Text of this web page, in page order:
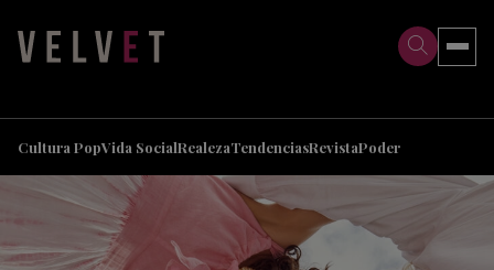
Cultura PopVida SocialRealezaTendenciasRevistaPoder